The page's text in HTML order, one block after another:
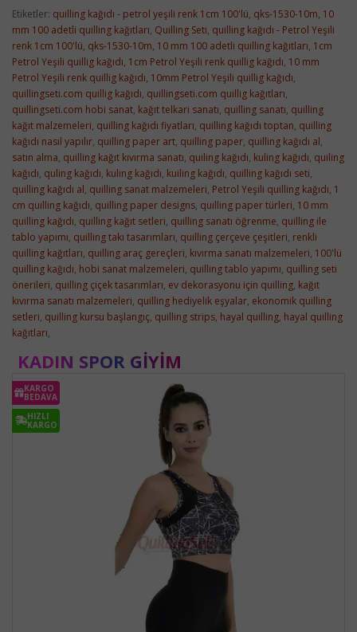
Etiketler: quilling kağıdı - petrol yeşili renk 1cm 100'lü, qks-1530-10m, 10
mm 100 adetli quilling kağıtları, Quilling Seti, quilling kağıdı - Petrol Yeşili
renk 1cm 100'lü, qks-1530-10m, 10 mm 100 adetli quilling kağıtları, 1cm
Petrol Yeşili quillig kağıdı, 1cm Petrol Yeşili renk quillig kağıdı, 10 mm
Petrol Yeşili renk quillig kağıdı, 10mm Petrol Yeşili quillig kağıdı,
quillingseti.com quillig kağıdı, quillingseti.com quillig kağıtları,
quillingseti.com hobi sanat, kağıt telkari sanatı, quilling sanatı, quilling
kağıt malzemeleri, quilling kağıdı fiyatları, quilling kağıdı toptan, quilling
kağıdı nasıl yapılır, quilling paper art, quilling paper, quilling kağıdı al,
satın alma, quilling kağıt kıvırma sanatı, quiling kağıdı, kuling kağıdı, quiling
kağıdı, quling kağıdı, kuling kağıdı, kuiling kağıdı, quilling kağıdı seti,
quilling kağıdı al, quilling sanat malzemeleri, Petrol Yeşili quilling kağıdı, 1
cm quilling kağıdı, quilling paper designs, quilling paper türleri, 10 mm
quilling kağıdı, quilling kağıt setleri, quilling sanatı öğrenme, quilling ile
tablo yapımı, quilling takı tasarımları, quilling çerçeve çeşitleri, renkli
quilling kağıtları, quilling araç gereçleri, kıvırma sanatı malzemeleri, 100'lü
quilling kağıdı, hobi sanat malzemeleri, quilling tablo yapımı, quilling seti
önerileri, quilling çiçek tasarımları, ev dekorasyonu için quilling, kağıt
kıvırma sanatı malzemeleri, quilling hediyelik eşyalar, ekonomik quilling
setleri, quilling kursu başlangıç, quilling strips, hayal quilling, hayal quilling
kağıtları,
KADIN SPOR GIYIM
KARGO
BEDAVA
HIZLI
KARGO